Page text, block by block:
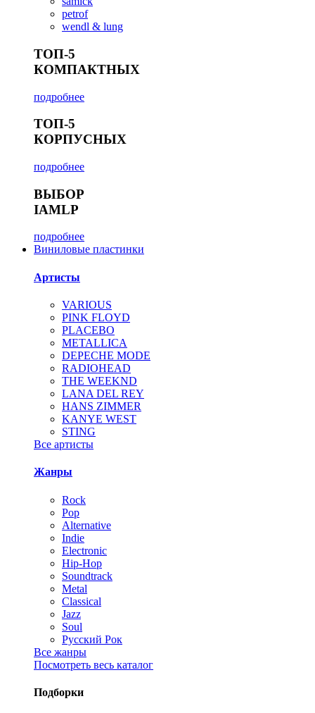
petrof
wendl & lung
ТОП-5
КОМПАКТНЫХ
подробнее
ТОП-5
КОРПУСНЫХ
подробнее
ВЫБОР
IAMLP
подробнее
Виниловые пластинки
Артисты
VARIOUS
PINK FLOYD
PLACEBO
METALLICA
DEPECHE MODE
RADIOHEAD
THE WEEKND
LANA DEL REY
HANS ZIMMER
KANYE WEST
STING
Все артисты
Жанры
Rock
Pop
Alternative
Indie
Electronic
Hip-Hop
Soundtrack
Metal
Classical
Jazz
Soul
Русский Рок
Все жанры
Посмотреть весь каталог
Подборки